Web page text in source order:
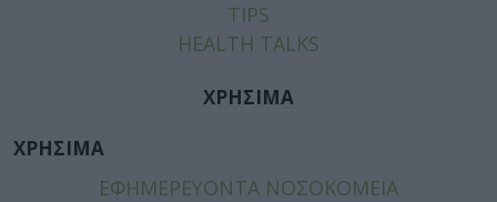
TIPS
HEALTH TALKS
ΧΡΗΣΙΜΑ
ΧΡΗΣΙΜΑ
ΕΦΗΜΕΡΕΥΟΝΤΑ ΝΟΣΟΚΟΜΕΙΑ